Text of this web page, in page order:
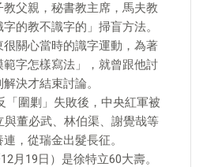
父親，秘書教主席，馬夫教
的教不識字的」掃盲方法。
關心當時的識字運動，為著
範字怎樣寫法」，就曾跟他討
決才結束討論。
「圍剿」失敗後，中央紅軍被
董必武、林伯渠、謝覺哉等
，從瑞金出髮長征。
月19日）是徐特立60大壽。